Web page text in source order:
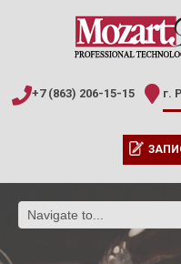
+7 (863) 206-15-15 г.